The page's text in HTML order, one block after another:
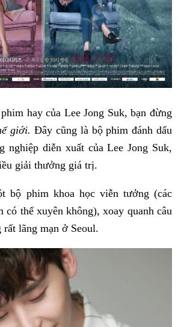
hay của Lee Jong Suk, bạn đừng
giới. Đây cũng là bộ phim đánh dấu
nghiệp diễn xuất của Lee Jong Suk,
giải thưởng giá trị.
bộ phim khoa học viễn tưởng (các
có thể xuyên không), xoay quanh câu
rất lãng mạn ở Seoul.